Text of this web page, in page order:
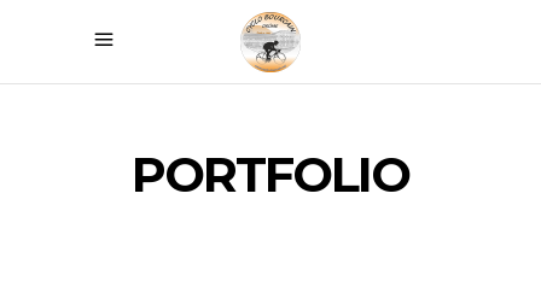
PORTFOLIO